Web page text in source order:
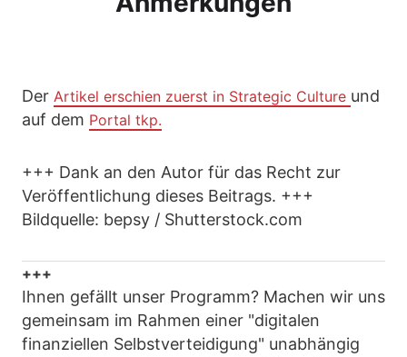
Der Artikel erschien zuerst in Strategic Culture und
auf dem Portal tkp.
+++ Dank an den Autor für das Recht zur
Veröffentlichung dieses Beitrags. +++
Bildquelle: bepsy / Shutterstock.com
+++
Ihnen gefällt unser Programm? Machen wir uns
gemeinsam im Rahmen einer "digitalen
finanziellen Selbstverteidigung" unabhängig